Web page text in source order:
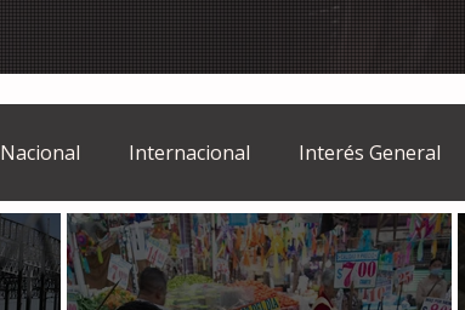
Nacional Internacional Interés General
Estilo de vida Israel bano Tragedia